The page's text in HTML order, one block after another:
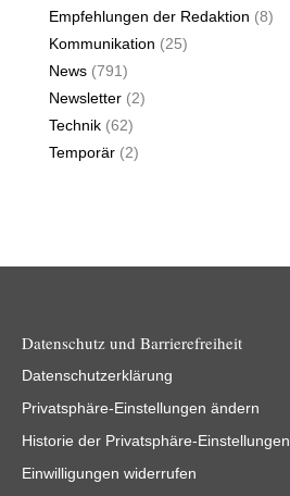
Empfehlungen der Redaktion (8)
Kommunikation (25)
News (791)
Newsletter (2)
Technik (62)
Temporär (2)
Datenschutz und Barrierefreiheit
Datenschutzerklärung
Privatsphäre-Einstellungen ändern
Historie der Privatsphäre-Einstellungen
Einwilligungen widerrufen